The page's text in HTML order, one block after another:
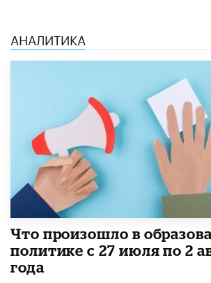
АНАЛИТИКА
​Что произошло в
политике с 27 июля по 2
года